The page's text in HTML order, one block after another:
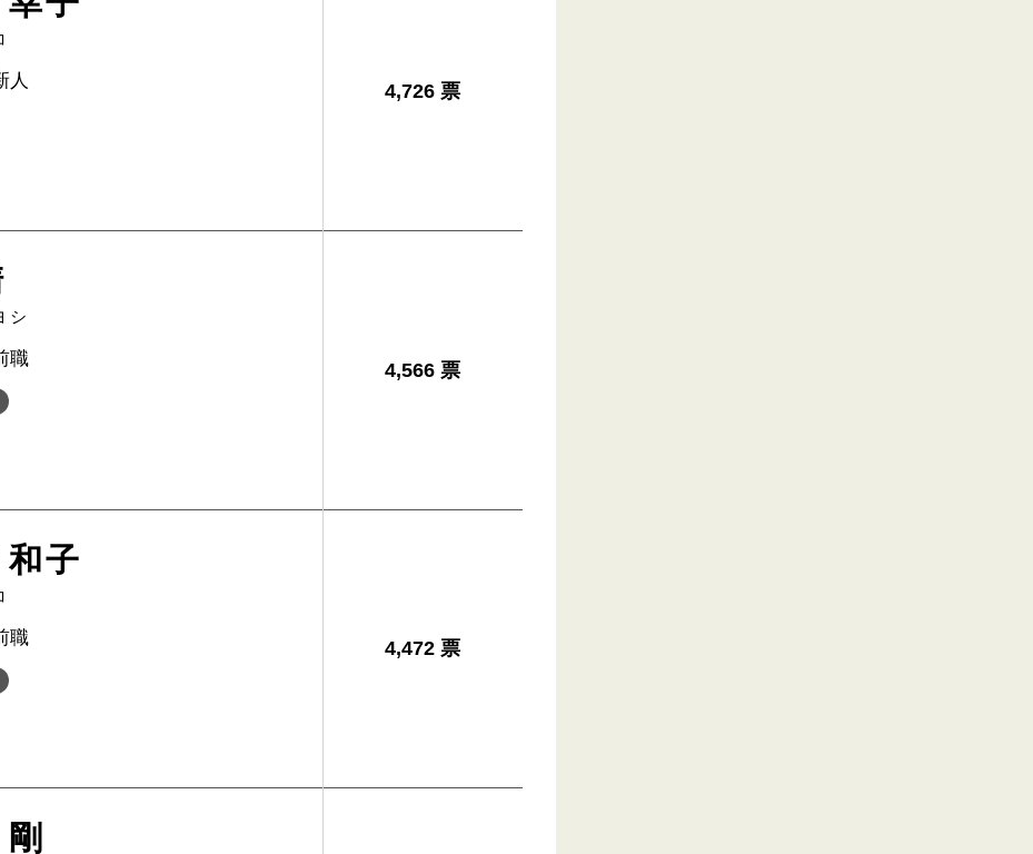
人 4,726 票
シ
職
4,566 票
子
職 4,472 票